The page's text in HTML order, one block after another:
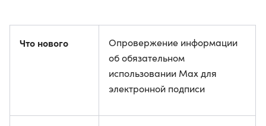
Что нового
Опровержение информации
об обязательном
использовании Max для
электронной подписи